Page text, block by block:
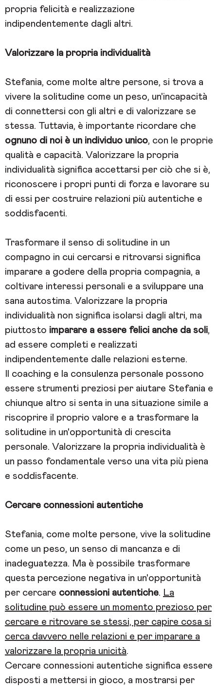
propria felicità e realizzazione
indipendentemente dagli altri.
Valorizzare la propria individualità
Stefania, come molte altre persone, si trova a
vivere la solitudine come un peso, un'incapacità
di connettersi con gli altri e di valorizzare se
stessa. Tuttavia, è importante ricordare che
ognuno di noi è un individuo unico, con le proprie
qualità e capacità. Valorizzare la propria
individualità significa accettarsi per ciò che si è,
riconoscere i propri punti di forza e lavorare su
di essi per costruire relazioni più autentiche e
soddisfacenti.
Trasformare il senso di solitudine in un
compagno in cui cercarsi e ritrovarsi significa
imparare a godere della propria compagnia, a
coltivare interessi personali e a sviluppare una
sana autostima. Valorizzare la propria
individualità non significa isolarsi dagli altri, ma
piuttosto imparare a essere felici anche da soli,
ad essere completi e realizzati
indipendentemente dalle relazioni esterne.
Il coaching e la consulenza personale possono
essere strumenti preziosi per aiutare Stefania e
chiunque altro si senta in una situazione simile a
riscoprire il proprio valore e a trasformare la
solitudine in un'opportunità di crescita
personale. Valorizzare la propria individualità è
un passo fondamentale verso una vita più piena
e soddisfacente.
Cercare connessioni autentiche
Stefania, come molte persone, vive la solitudine
come un peso, un senso di mancanza e di
inadeguatezza. Ma è possibile trasformare
questa percezione negativa in un'opportunità
per cercare connessioni autentiche. La
solitudine può essere un momento prezioso per
cercare e ritrovare se stessi, per capire cosa si
cerca davvero nelle relazioni e per imparare a
valorizzare la propria unicità.
Cercare connessioni autentiche significa essere
disposti a mettersi in gioco, a mostrarsi per